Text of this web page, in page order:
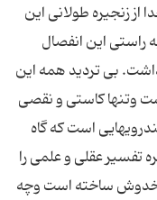
از زنجیره طولانى این
راستى این انفصال
بى تردید همه این
وتنها كاستى و نقصى
است كه گاه
تفسیر عقلى و علمى را
مخدوش ساخته است وچه